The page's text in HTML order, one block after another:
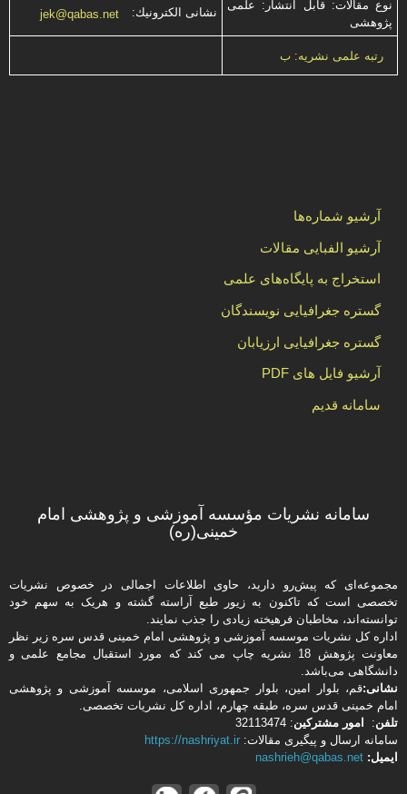
نوع مقالات: قابل انتشار: علمی
پژوهشی
نشانی الكترونیك: jek@qabas.net
رتبه علمی نشریه: ب
آرشیو شماره‌ها
آرشیو الفبایی مقالات
استخراج به پایگاه‌های علمی
گستره جغرافیایی نویسندگان
گستره جغرافیایی ارزیابان
آرشیو فایل های PDF
سامانه قدیم
سامانه نشریات مؤسسه آموزشی و پژوهشی امام
خمینی(ره)
مجموعه‌ای که پیش‌رو دارید،‌ حاوی اطلاعات اجمالی در خصوص نشریات
تخصصی است که تاکنون به زیور طبع آراسته گشته و هریک به سهم خود
توانسته‌اند، مخاطبان فرهیخته‌ زیادی را جذب نمایند.
اداره كل نشریات موسسه آموزشی و پژوهشی امام خمینی قدس سره زیر نظر
معاونت پژوهش 18 نشریه چاپ می کند که مورد استقبال مجامع علمی و
دانشگاهی می‌باشد.
نشانی:قم، بلوار امین، بلوار جمهوری اسلامی، موسسه آموزشی و پژوهشی
امام خمینی قدس سره، طبقه چهارم، اداره كل نشریات تخصصی.
تلفن: امور مشتركین: 32113474
سامانه ارسال و پیگیری مقالات: https://nashriyat.ir
ایمیل: nashrieh@qabas.net